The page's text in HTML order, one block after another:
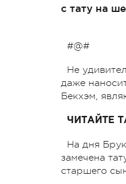
с тату на
#@#
Не
даже
Бекхэм,
ЧИТАЙТЕ
На дня
замечена
старшего